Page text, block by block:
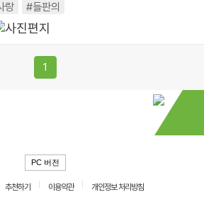
랑 #들판의
1
PC 버전
추천하기 이용약관
개인정보 처리방침